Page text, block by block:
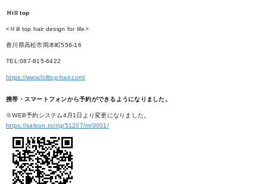
Ｈill top
<Ｈill top hair design for life>
香川県高松市岡本町556-16
TEL:087-815-6422
https://www.hilltop-hair.com/
携帯・スマートフォンから予約ができるようになりました。
※WEB予約システム4月1日より変更になりました。
https://saloon.to/r/g/51207/m/0001/